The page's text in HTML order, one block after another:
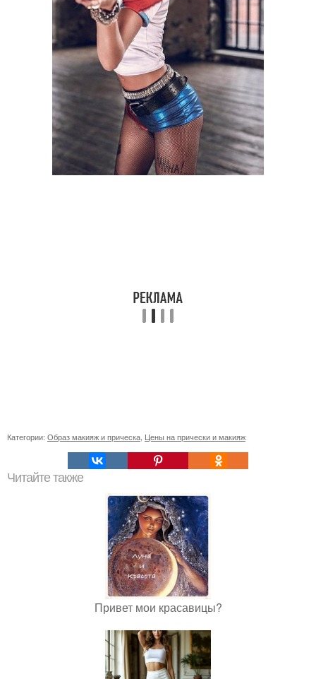
Категории: Образ макияж и прическа Цены на прически и макияж
Читайте также
Привет мои красавицы?